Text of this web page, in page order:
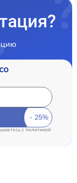
cполитикой